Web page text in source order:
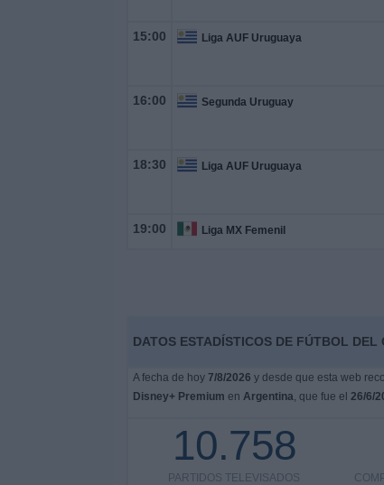
15:00 Liga AUF Uruguaya
16:00 Segunda Uruguay
18:30 Liga AUF Uruguaya
19:00 Liga MX Femenil
DATOS ESTADÍSTICOS DE FÚTBOL
A fecha de hoy 7/8/2026 y desde que esta web
Disney+ Premium en Argentina, que fue el 26/6/
10.758
PARTIDOS TELEVISADOS